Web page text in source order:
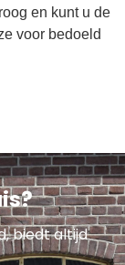
en kunt u de
voor bedoeld
biedt altijd